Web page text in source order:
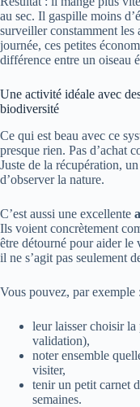
au sec. Il gaspille moins
surveiller constamment les
journée, ces petites
différence entre un oiseau
Une activité idéale avec
biodiversité
Ce qui est beau avec ce
presque rien. Pas d’achat
Juste de la récupération,
d’observer la nature.
C’est aussi une excellente
Ils voient concrètement
être détourné pour aider le
il ne s’agit pas seulement
Vous pouvez, par exemple :
leur laisser choisir
validation),
noter ensemble
visiter,
tenir un petit carnet
semaines.